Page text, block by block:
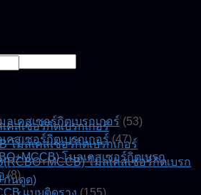
คสเซอร์กิตเบรกเกอร์
โมลเคสเซอร์กิตเบรกเกอร์
โมลเคสเซอร์กิตเบรก
กันดูด)
ลเคสเซอร์กิตเบรกเกอร์ (53)
คสเซอร์กิตเบรกเกอร์ (47)
โมลเคสเซอร์กิตเบรก
(8)
แบบติดราง (155)